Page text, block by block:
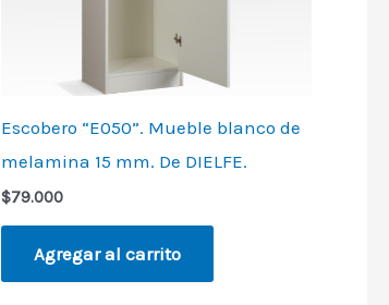
Escobero “E050”. Mueble blanco de
melamina 15 mm. De DIELFE.
$79.000
Agregar al carrito